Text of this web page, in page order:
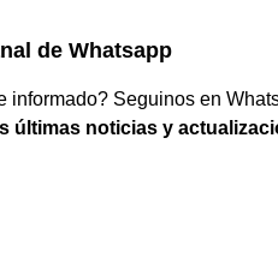
de Whatsapp
informado? Seguinos en
últimas noticias y